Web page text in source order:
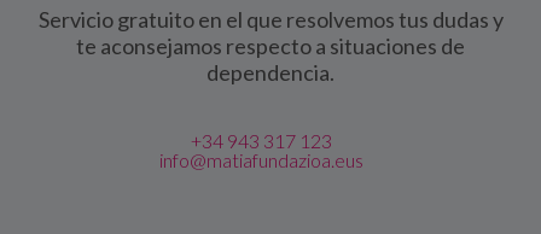
Servicio gratuito en el que resolvemos tus dudas y
te aconsejamos respecto a situaciones de
dependencia.
+34 943 317 123
info@matiafundazioa.eus